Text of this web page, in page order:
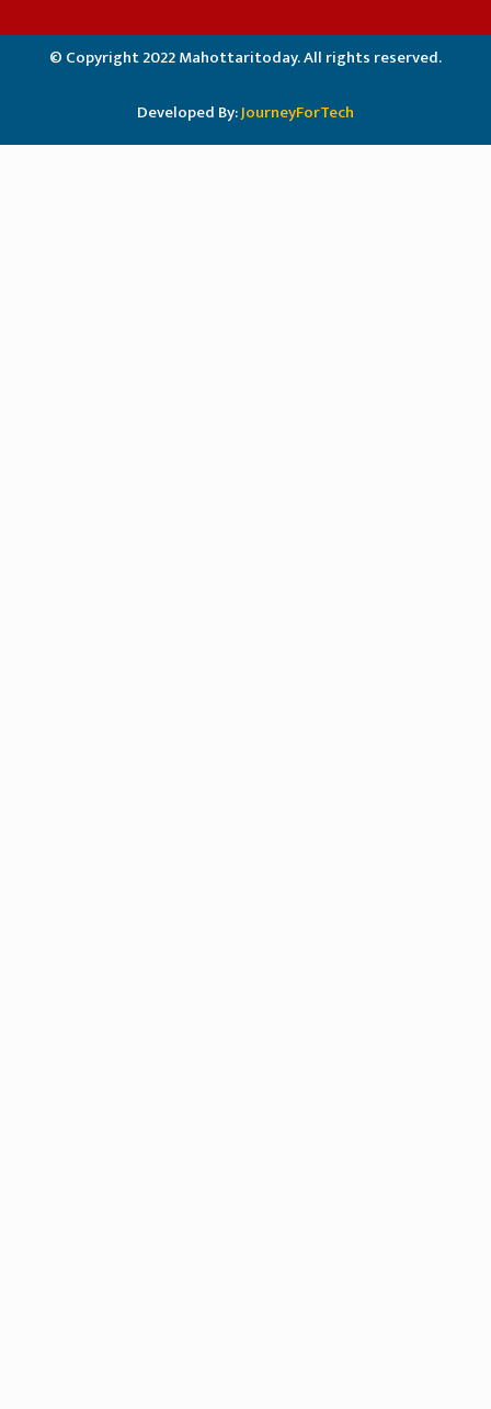
© Copyright 2022 Mahottaritoday. All rights reserved.
Developed By:JourneyForTech